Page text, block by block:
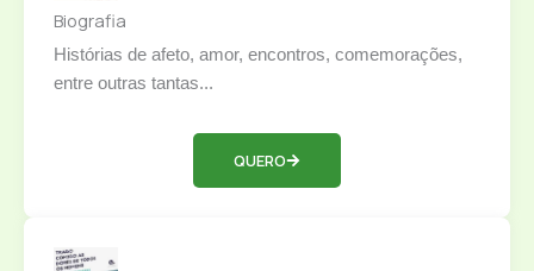
Biografia
Histórias de afeto, amor, encontros, comemorações,
entre outras tantas...
QUERO